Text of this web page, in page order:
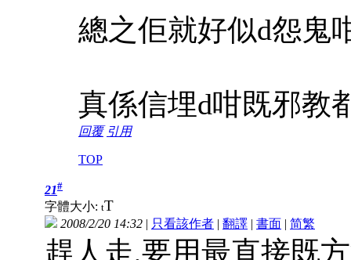
總之佢就好似d怨鬼
真係信埋d咁既邪教
回覆 引用
TOP
21#
字體大小: tT
2008/2/20 14:32 | 只看該作者 | 翻譯 | 書面 | 简繁
趕人走,要用最直接既